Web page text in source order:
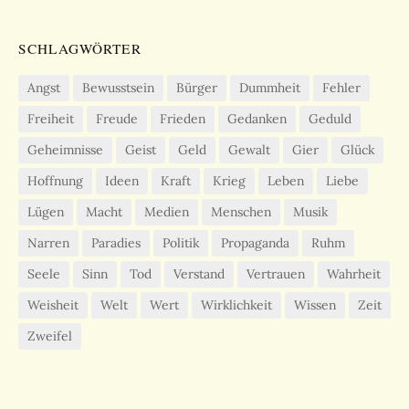
SCHLAGWÖRTER
Angst Bewusstsein Bürger Dummheit
Fehler
Freiheit
Freude Frieden Gedanken
Geduld
Geheimnisse
Geist Geld Gewalt Gier
Glück
Hoffnung
Ideen Kraft Krieg Leben
Liebe
Lügen
Macht Medien Menschen
Musik
Narren
Paradies Politik Propaganda
Ruhm
Seele
Sinn Tod Verstand Vertrauen
Wahrheit
Weisheit
Welt Wert Wirklichkeit Wissen
Zeit
Zweifel